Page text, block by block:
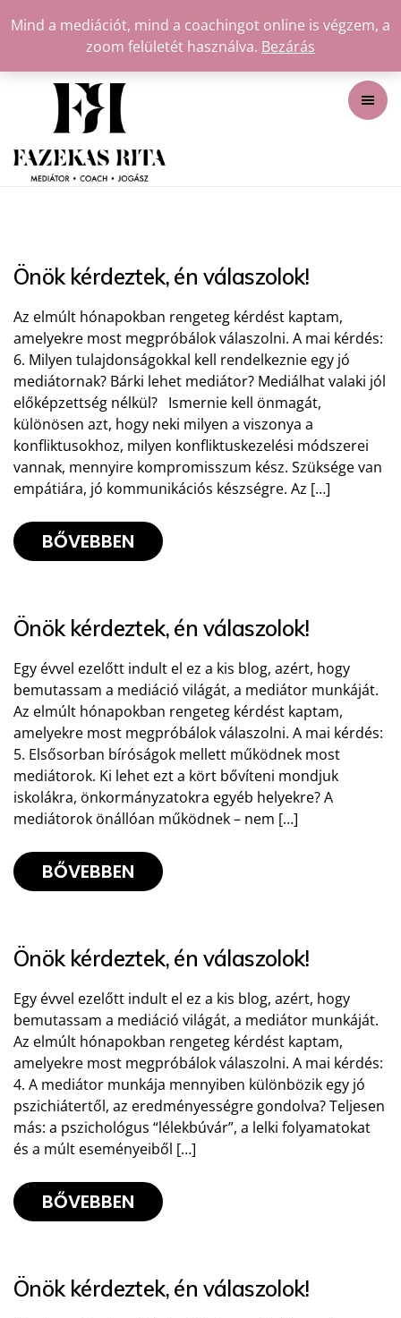
Mind a mediációt, mind a coachingot online is végzem, a
zoom felületét használva. Bezárás
Önök kérdeztek, én válaszolok!
Az elmúlt hónapokban rengeteg kérdést kaptam,
amelyekre most megpróbálok válaszolni. A mai kérdés:
6. Milyen tulajdonságokkal kell rendelkeznie egy jó
mediátornak? Bárki lehet mediátor? Mediálhat valaki jól
előképzettség nélkül? Ismernie kell önmagát,
különösen azt, hogy neki milyen a viszonya a
konfliktusokhoz, milyen konfliktuskezelési módszerei
vannak, mennyire kompromisszum kész. Szüksége van
empátiára, jó kommunikációs készségre. Az […]
BŐVEBBEN
Önök kérdeztek, én válaszolok!
Egy évvel ezelőtt indult el ez a kis blog, azért, hogy
bemutassam a mediáció világát, a mediátor munkáját.
Az elmúlt hónapokban rengeteg kérdést kaptam,
amelyekre most megpróbálok válaszolni. A mai kérdés:
5. Elsősorban bíróságok mellett működnek most
mediátorok. Ki lehet ezt a kört bővíteni mondjuk
iskolákra, önkormányzatokra egyéb helyekre? A
mediátorok önállóan működnek – nem […]
BŐVEBBEN
Önök kérdeztek, én válaszolok!
Egy évvel ezelőtt indult el ez a kis blog, azért, hogy
bemutassam a mediáció világát, a mediátor munkáját.
Az elmúlt hónapokban rengeteg kérdést kaptam,
amelyekre most megpróbálok válaszolni. A mai kérdés:
4. A mediátor munkája mennyiben különbözik egy jó
pszichiátertől, az eredményességre gondolva? Teljesen
más: a pszichológus “lélekbúvár”, a lelki folyamatokat
és a múlt eseményeiből […]
BŐVEBBEN
Önök kérdeztek, én válaszolok!